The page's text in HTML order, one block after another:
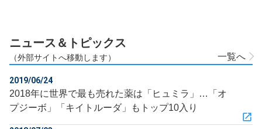
ニュース＆トピックス
（外部サイトへ移動します） 一覧へ
2019/06/24
2018年に世界で最も売れた薬は「ヒュミラ」…「オ
プジーボ」「キイトルーダ」もトップ10入り